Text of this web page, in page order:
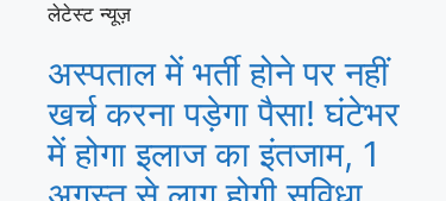
लेटेस्ट न्यूज़
अस्‍पताल में भर्ती होने पर नहीं
खर्च करना पड़ेगा पैसा! घंटेभर
में होगा इलाज का इंतजाम, 1